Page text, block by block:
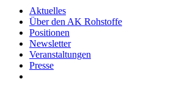
Aktuelles
Über den AK Rohstoffe
Positionen
Newsletter
Veranstaltungen
Presse